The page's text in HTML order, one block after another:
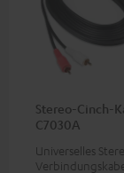
Stereo-Cinch-
C7030A
Universelles